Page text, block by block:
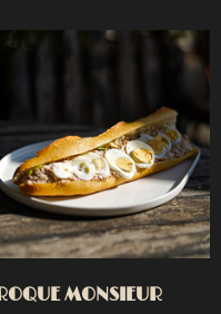
MONSIEUR